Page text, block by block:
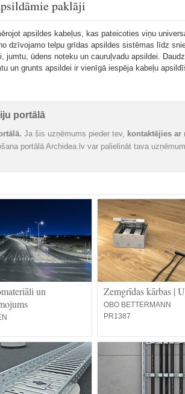
paklāji
apsildes kabeļus, kas pateicoties viņu
dzīvojamo telpu grīdas apsildes sistēmas līdz
jumtu, ūdens noteku un cauruļvadu apsildei.
un grunts apsildei ir vienīgā iespēja kabeļu
portālā
Ja šis uzņēmums pieder tev, kontaktējies ar
portālā Archidea.lv var palielināt tava
un
Zemgrīdas kārbas |
OBO BETTERMANN
PR1387